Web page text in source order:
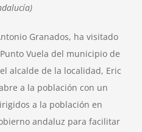
Granados, ha visitado
Vuela del municipio de
alcalde de la localidad, Eric
a la población con un
a la población en
andaluz para facilitar